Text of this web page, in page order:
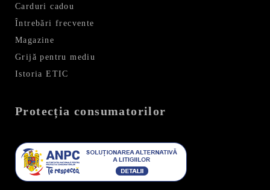
Carduri cadou
Întrebări frecvente
Magazine
Grijă pentru mediu
Istoria ETIC
Protecția consumatorilor